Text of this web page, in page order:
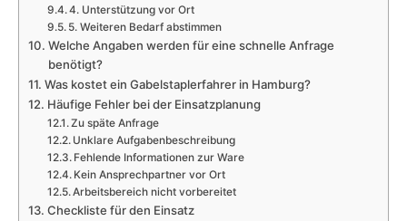
4. Unterstützung vor Ort
5. Weiteren Bedarf abstimmen
Welche Angaben werden für eine schnelle Anfrage
benötigt?
Was kostet ein Gabelstaplerfahrer in Hamburg?
Häufige Fehler bei der Einsatzplanung
Zu späte Anfrage
Unklare Aufgabenbeschreibung
Fehlende Informationen zur Ware
Kein Ansprechpartner vor Ort
Arbeitsbereich nicht vorbereitet
Checkliste für den Einsatz